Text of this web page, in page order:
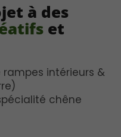
à des
et
intérieurs &
chêne